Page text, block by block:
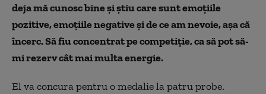
deja mă cunosc bine și știu care sunt emoțiile
pozitive, emoțiile negative și de ce am nevoie, așa că
încerc. Să fiu concentrat pe competiție, ca să pot să-
mi rezerv cât mai multa energie.
Elva concura pentru o medalie la patru probe.